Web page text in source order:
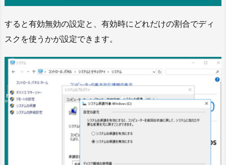
すると有効無効の設定と、有効時にどれだけの割合でディ
スクを使うかが設定できます。